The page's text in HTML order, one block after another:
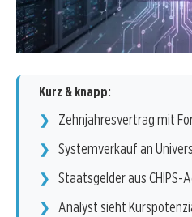
Kurz & knapp:
Zehnjahresvertrag mit
Systemverkauf an
Staatsgelder aus CHIPS-
Analyst sieht